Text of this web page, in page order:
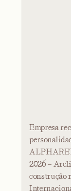
Empresa
2026 –
construção